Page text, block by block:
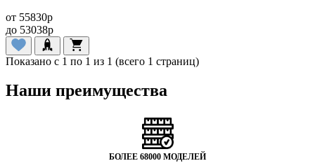
от 55830p
до 53038p
Показано с 1 по 1 из 1 (всего 1 страниц)
Наши преимущества
БОЛЕЕ 68000 МОДЕЛЕЙ